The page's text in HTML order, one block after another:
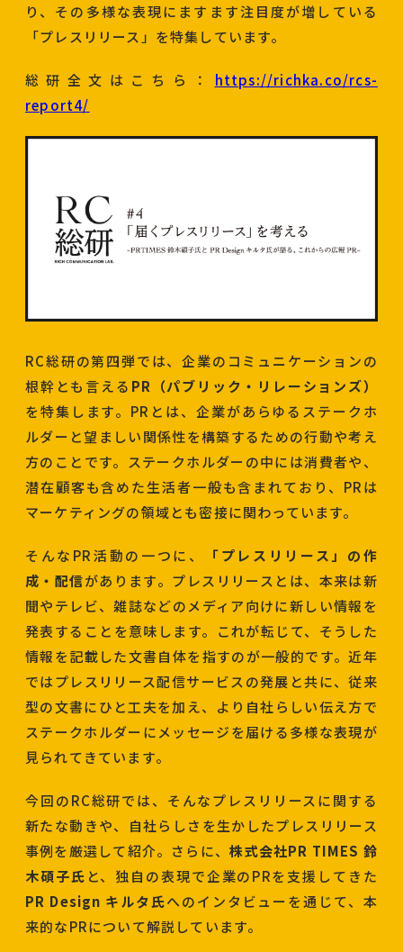
り、その多様な表現にますます注目度が増している
「プレスリリース」を特集しています。
総研全文はこちら： https://richka.co/rcs-
report4/
RC総研の第四弾では、企業のコミュニケーションの
根幹とも言える PR（パブリック・リレーションズ）
を特集します。PRとは、企業があらゆるステークホ
ルダーと望ましい関係性を構築するための行動や考え
方のことです。ステークホルダーの中には消費者や、
潜在顧客も含めた生活者一般も含まれており、PRは
マーケティングの領域とも密接に関わっています。
そんなPR活動の一つに、
「プレスリリース」の作
成・配信があります。プレスリリースとは、本来は新
聞やテレビ、雑誌などのメディア向けに新しい情報を
発表することを意味します。これが転じて、そうした
情報を記載した文書自体を指すのが一般的です。近年
ではプレスリリース配信サービスの発展と共に、従来
型の文書にひと工夫を加え、より自社らしい伝え方で
ステークホルダーにメッセージを届ける多様な表現が
見られてきています。
今回のRC総研では、そんなプレスリリースに関する
新たな動きや、自社らしさを生かしたプレスリリース
事例を厳選して紹介。さらに、株式会社PR TIMES 鈴
木碩子氏 と、独自の表現で企業のPRを支援してきた
PR Design キルタ氏へのインタビューを通じて、本
来的なPRについて解説しています。